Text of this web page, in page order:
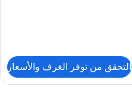
التحقق من توفر الغرف والأسعار